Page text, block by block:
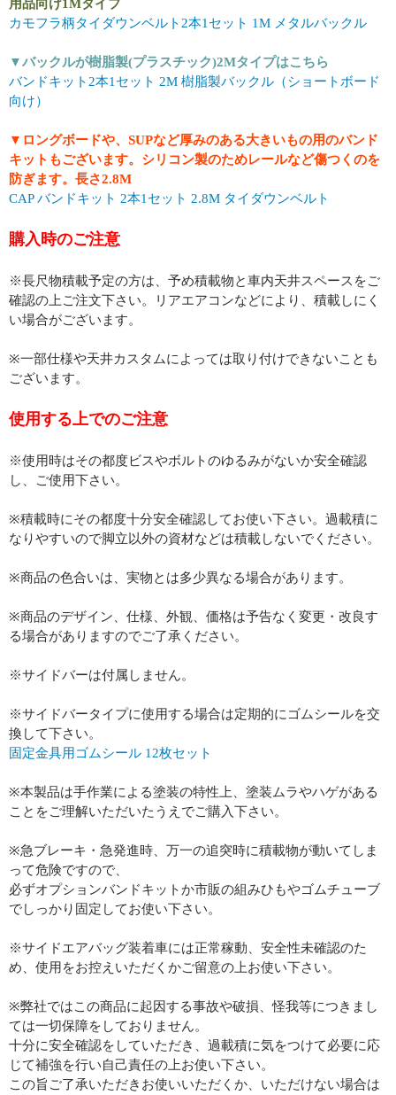
用品向け1Mタイプ
カモフラ柄タイダウンベルト2本1セット 1M メタルバックル
▼バックルが樹脂製(プラスチック)2Mタイプはこちら
バンドキット2本1セット 2M 樹脂製バックル（ショートボード
向け）
▼ロングボードや、SUPなど厚みのある大きいもの用のバンド
キットもございます。シリコン製のためレールなど傷つくのを
防ぎます。長さ2.8M
CAP バンドキット 2本1セット 2.8M タイダウンベルト
購入時のご注意
※長尺物積載予定の方は、予め積載物と車内天井スペースをご
確認の上ご注文下さい。リアエアコンなどにより、積載しにく
い場合がございます。
※一部仕様や天井カスタムによっては取り付けできないことも
ございます。
使用する上でのご注意
※使用時はその都度ビスやボルトのゆるみがないか安全確認
し、ご使用下さい。
※積載時にその都度十分安全確認してお使い下さい。過載積に
なりやすいので脚立以外の資材などは積載しないでください。
※商品の色合いは、実物とは多少異なる場合があります。
※商品のデザイン、仕様、外観、価格は予告なく変更・改良す
る場合がありますのでご了承ください。
※サイドバーは付属しません。
※サイドバータイプに使用する場合は定期的にゴムシールを交
換して下さい。
固定金具用ゴムシール 12枚セット
※本製品は手作業による塗装の特性上、塗装ムラやハゲがある
ことをご理解いただいたうえでご購入下さい。
※急ブレーキ・急発進時、万一の追突時に積載物が動いてしま
って危険ですので、
必ずオプションバンドキットか市販の組みひもやゴムチューブ
でしっかり固定してお使い下さい。
※サイドエアバッグ装着車には正常稼動、安全性未確認のた
め、使用をお控えいただくかご留意の上お使い下さい。
※弊社ではこの商品に起因する事故や破損、怪我等につきまし
ては一切保障をしておりません。
十分に安全確認をしていただき、過載積に気をつけて必要に応
じて補強を行い自己責任の上お使い下さい。
この旨ご了承いただきお使いいただくか、いただけない場合は